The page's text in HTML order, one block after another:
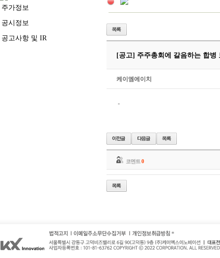
주가정보
공시정보
공고사항 및 IR
[공고] 주주총회에 갈음하는 합병
케이엠에이치
-
코멘트 0
*